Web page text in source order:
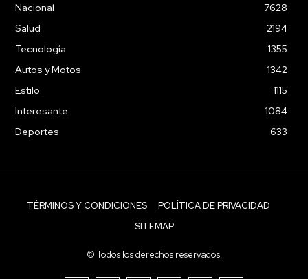
Nacional
7628
Salud
2194
Tecnología
1355
Autos y Motos
1342
Estilo
1115
Interesante
1084
Deportes
633
TÉRMINOS Y CONDICIONES
POLÍTICA DE PRIVACIDAD
SITEMAP
© Todos los derechos reservados.